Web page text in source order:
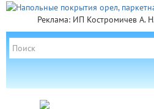
Реклама: ИП Костромичев А.